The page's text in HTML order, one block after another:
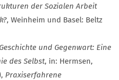
der Sozialen Arbeit
, Weinheim und Basel: Beltz
und Gegenwart: Eine
des Selbst, in: Hermsen,
Praxiserfahrene